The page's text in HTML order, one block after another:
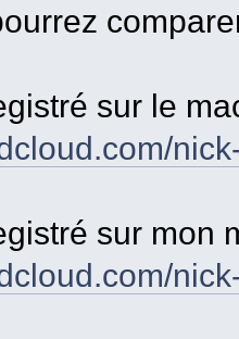
sur le
sur mon